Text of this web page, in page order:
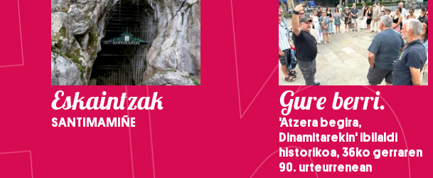
Eskaintzak
SANTIMAMIÑE
Gure berri.
'Atzera begira,
Dinamitarekin' ibilaldi
historikoa, 36ko gerraren
90. urteurrenean